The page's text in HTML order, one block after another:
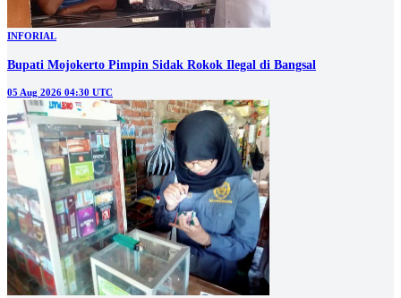
INFORIAL
Bupati Mojokerto Pimpin Sidak Rokok Ilegal di Bangsal
05 Aug 2026 04:30 UTC